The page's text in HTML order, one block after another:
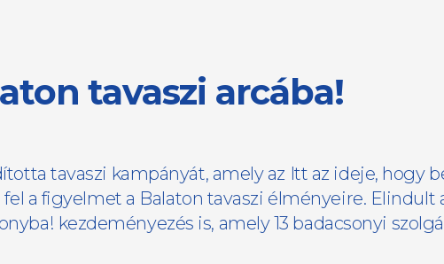
tavaszi arcába!
tavaszi kampányát, amely az Itt az ideje, hogy
a figyelmet a Balaton tavaszi élményeire. Elindult
kezdeményezés is, amely 13 badacsonyi